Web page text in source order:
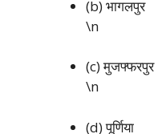
(b) भागलपुर
\n
(c) मुजफ्फरपुर
\n
(d) पूर्णिया